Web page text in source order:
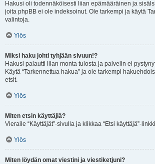
Hakusi oli todennäköisesti liian epämääräinen ja
joita phpBB ei ole indeksoinut. Ole tarkempi ja käytä
valintoja.
Ylös
Miksi haku johti tyhjään sivuun!?
Hakusi palautti liian monta tulosta ja palvelin ei
Käytä “Tarkennettua hakua” ja ole tarkempi
etsit.
Ylös
Miten etsin käyttäjiä?
Vieraile “Käyttäjät”-sivulla ja klikkaa “Etsi käyttäjä”-
Ylös
Miten löydän omat viestini ja viestiketjuni?